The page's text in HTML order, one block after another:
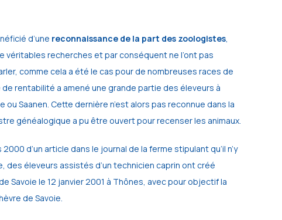
d’une reconnaissance de la part des zoologistes,
véritables recherches et par conséquent ne l’ont pas
comme cela a été le cas pour de nombreuses races de
rentabilité a amené une grande partie des éleveurs à
Saanen. Cette dernière n’est alors pas reconnue dans la
généalogique a pu être ouvert pour recenser les animaux.
d’un article dans le journal de la ferme stipulant qu’il n’y
des éleveurs assistés d’un technicien caprin ont créé
Savoie le 12 janvier 2001 à Thônes, avec pour objectif la
de Savoie.